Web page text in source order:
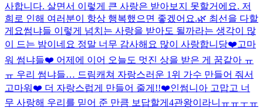
사합니다. 살면서 이렇게 큰 사랑은 받아보지 못할거에요. 저
희로 인해 여러분이 항상 행복했으면 좋겠어요.🌿 최선을 다할
게요썸냐들 이렇게 넘치는 사랑을 받아도 될까라는 생각이 많
이 드는 밤이네요 정말 너무 감사해요 많이 사랑합니당❤️고마
워 썸냐들❤️ 어제에 이어 오늘도 멋진 상을 받은 게 꿈같아 ㅠ
ㅠ 우리 썸냐들… 드림캐쳐 자랑스러운 1위 가수 만들어 줘서
고마워❤️ 더 자랑스럽게 만들어 줄게!!❤️인썸니아 고맙고 너
무 사랑해 우리를 믿어 준 만큼 보답할게 4관왕이라니ㅠㅠㅜㅠ